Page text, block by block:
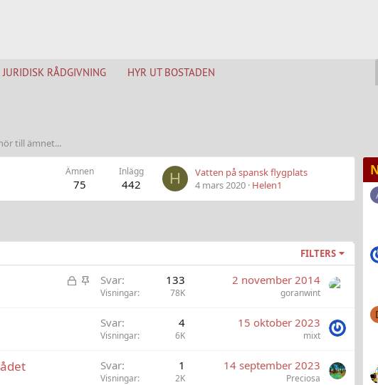
JURIDISK RÅDGIVNING HYR UT BOSTADEN
till ämnet...
Ämnen
75
Inlägg
442 H
Vatten på spansk flygplats
4 mars 2020 Helen1
FILTERS
L
K
Svar 133
Visningar 78K
2 november 2014
goranwint
Svar 4
Visningar 6K
15 oktober 2023
mixt
Svar 1
Visningar 2K
14 september 2023
Preciosa